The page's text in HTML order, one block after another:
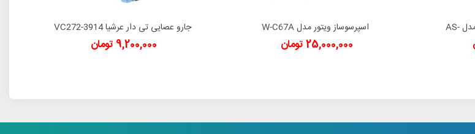
کولر گازی هایسنس 12000 مدل AS-
دوست داشتن
اسپرسوساز ویتور مدل W-C67A
25,000,000 تومان
دوست داشتن
جارو عصایی تی دار عرشیا VC272-3914
9,200,000 تومان